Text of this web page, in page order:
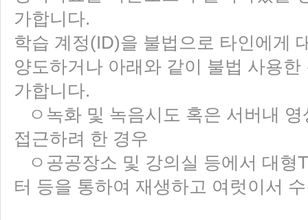
가합니다.
학습 계정(ID)을 불법으로 타인에게
양도하거나 아래와 같이 불법 사용한
가합니다.
ㅇ녹화 및 녹음시도 혹은 서버내 영
접근하려 한 경우
ㅇ공공장소 및 강의실 등에서 대형
터 등을 통하여 재생하고 여럿이서